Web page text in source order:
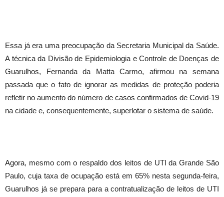
Essa já era uma preocupação da Secretaria Municipal da Saúde.
A técnica da Divisão de Epidemiologia e Controle de Doenças de
Guarulhos, Fernanda da Matta Carmo, afirmou na semana
passada que o fato de ignorar as medidas de proteção poderia
refletir no aumento do número de casos confirmados de Covid-19
na cidade e, consequentemente, superlotar o sistema de saúde.
Agora, mesmo com o respaldo dos leitos de UTI da Grande São
Paulo, cuja taxa de ocupação está em 65% nesta segunda-feira,
Guarulhos já se prepara para a contratualização de leitos de UTI